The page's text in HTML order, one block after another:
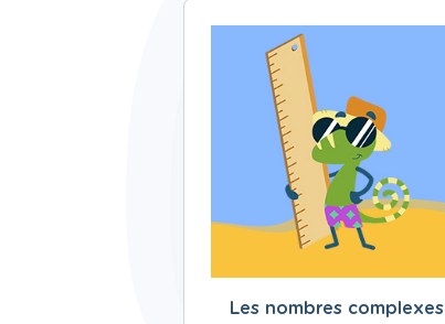
Les nombres complexes